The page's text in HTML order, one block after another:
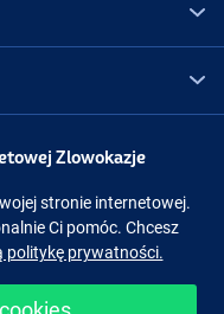
Instagram
Zlowokazje
stronie internetowej.
Ci pomóc. Chcesz
politykę prywatności.